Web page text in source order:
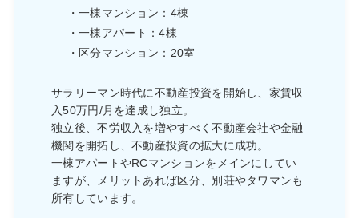
・一棟マンション：4棟
・一棟アパート：4棟
・区分マンション：20室
サラリーマン時代に不動産投資を開始し、家賃収
入50万円/月を達成し独立。
独立後、不労収入を増やすべく不動産会社や金融
機関を開拓し、不動産投資の拡大に成功。
一棟アパートやRCマンションをメインにしてい
ますが、メリットあれば区分、別荘やタワマンも
所有しています。